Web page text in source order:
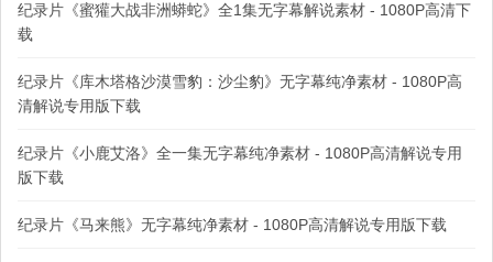
纪录片《蜜獾大战非洲蟒蛇》全1集无字幕解说素材 - 1080P高清下
载
纪录片《库木塔格沙漠雪豹：沙尘豹》无字幕纯净素材 - 1080P高
清解说专用版下载
纪录片《小鹿艾洛》全一集无字幕纯净素材 - 1080P高清解说专用
版下载
纪录片《马来熊》无字幕纯净素材 - 1080P高清解说专用版下载